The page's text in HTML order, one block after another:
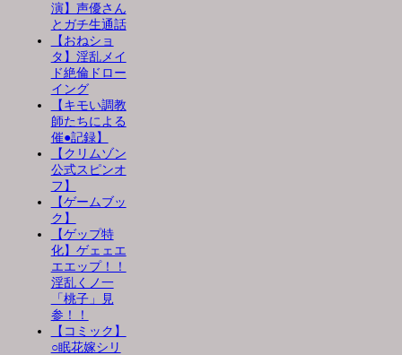
演】声優さん
とガチ生通話
【おねショ
タ】淫乱メイ
ド絶倫ドロー
イング
【キモい調教
師たちによる
催●記録】
【クリムゾン
公式スピンオ
フ】
【ゲームブッ
ク】
【ゲップ特
化】ゲェェエ
エエップ！！
淫乱くノ一
「桃子」見
参！！
【コミック】
○眠花嫁シリ